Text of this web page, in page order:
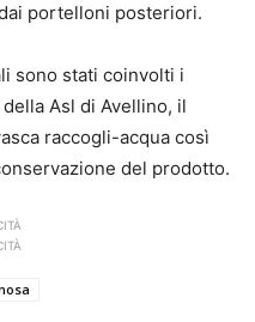
portelloni posteriori.
sono stati coinvolti i
Asl di Avellino, il
raccogli-acqua così
del prodotto.